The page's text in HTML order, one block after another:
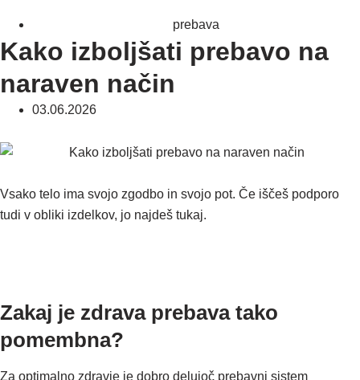
prebava
Kako izboljšati prebavo na
naraven način
03.06.2026
Vsako telo ima svojo zgodbo in svojo pot. Če iščeš podporo
tudi v obliki izdelkov, jo najdeš tukaj.
Zakaj je zdrava prebava tako
pomembna?
Za optimalno zdravje je dobro delujoč prebavni sistem